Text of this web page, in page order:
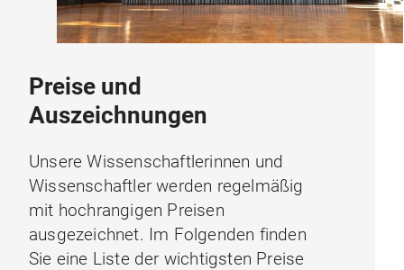
Preise und
Auszeichnungen
Unsere Wissenschaftlerinnen und
Wissenschaftler werden regelmäßig
mit hochrangigen Preisen
ausgezeichnet. Im Folgenden finden
Sie eine Liste der wichtigsten Preise